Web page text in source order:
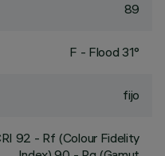
89
F - Flood 31°
fijo
92 - Rf (Colour Fidelity